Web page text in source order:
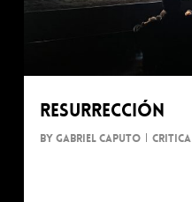
Resurrección
ByGabriel Caputo Critica